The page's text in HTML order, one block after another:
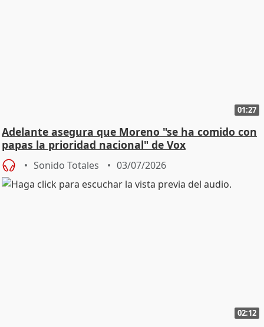
01:27
Adelante asegura que Moreno "se ha comido con
papas la prioridad nacional" de Vox
Sonido Totales 03/07/2026
02:12